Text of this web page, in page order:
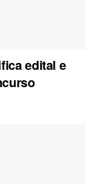
edital e